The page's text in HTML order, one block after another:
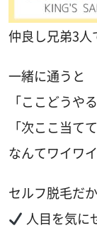
仲良し兄弟3人
一緒に通うと
「ここどうや
「次ここ当て
なんてワイワ
セルフ脱毛だ
人目を気に